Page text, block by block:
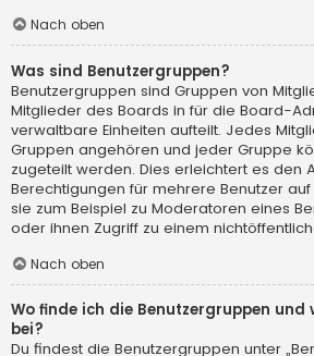
Nach oben
Was sind Benutzergruppen?
Benutzergruppen sind Gruppen von
Mitglieder des Boards in für die Board-
verwaltbare Einheiten aufteilt. Jedes
Gruppen angehören und jeder Gruppe
zugeteilt werden. Dies erleichtert es den
Berechtigungen für mehrere Benutzer
sie zum Beispiel zu Moderatoren eines
oder ihnen Zugriff zu einem
Nach oben
Wo finde ich die Benutzergruppen und
bei?
Du findest die Benutzergruppen unter